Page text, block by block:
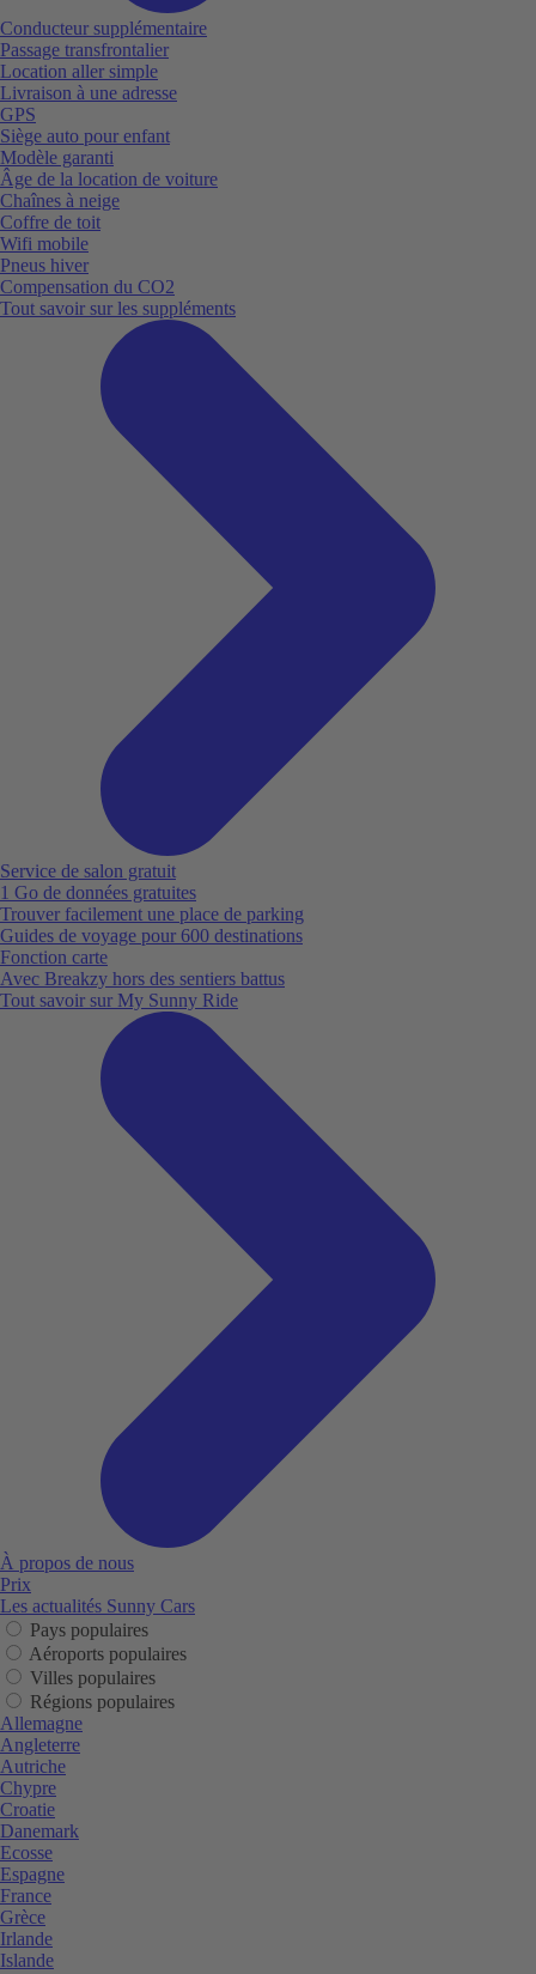
Conducteur supplémentaire
Passage transfrontalier
Location aller simple
Livraison à une adresse
GPS
Siège auto pour enfant
Modèle garanti
Âge de la location de voiture
Chaînes à neige
Coffre de toit
Wifi mobile
Pneus hiver
Compensation du CO2
Tout savoir sur les suppléments
Service de salon gratuit
1 Go de données gratuites
Trouver facilement une place de parking
Guides de voyage pour 600 destinations
Fonction carte
Avec Breakzy hors des sentiers battus
Tout savoir sur My Sunny Ride
À propos de nous
Prix
Les actualités Sunny Cars
Pays populaires
Aéroports populaires
Villes populaires
Régions populaires
Allemagne
Angleterre
Autriche
Chypre
Croatie
Danemark
Ecosse
Espagne
France
Grèce
Irlande
Islande